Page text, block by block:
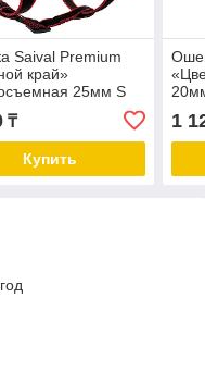
Saival Premium
край»
25мм S
₸
Купить
1